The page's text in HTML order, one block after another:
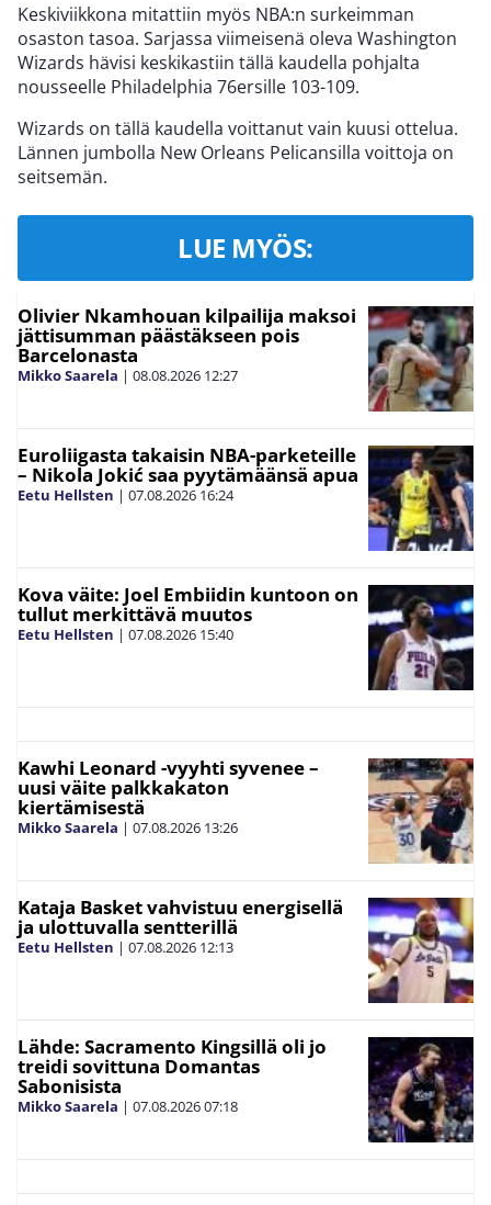
Keskiviikkona mitattiin myös NBA:n surkeimman
osaston tasoa. Sarjassa viimeisenä oleva Washington
Wizards hävisi keskikastiin tällä kaudella pohjalta
nousseelle Philadelphia 76ersille 103-109.
Wizards on tällä kaudella voittanut vain kuusi ottelua.
Lännen jumbolla New Orleans Pelicansilla voittoja on
seitsemän.
LUE MYÖS:
Olivier Nkamhouan kilpailija maksoi
jättisumman päästäkseen pois
Barcelonasta
Mikko Saarela | 08.08.2026 12:27
Euroliigasta takaisin NBA-parketeille
– Nikola Jokić saa pyytämäänsä apua
Eetu Hellsten | 07.08.2026 16:24
Kova väite: Joel Embiidin kuntoon on
tullut merkittävä muutos
Eetu Hellsten | 07.08.2026 15:40
Kawhi Leonard -vyyhti syvenee –
uusi väite palkkakaton
kiertämisestä
Mikko Saarela | 07.08.2026 13:26
Kataja Basket vahvistuu energisellä
ja ulottuvalla sentterillä
Eetu Hellsten | 07.08.2026 12:13
Lähde: Sacramento Kingsillä oli jo
treidi sovittuna Domantas
Sabonisista
Mikko Saarela | 07.08.202607:18